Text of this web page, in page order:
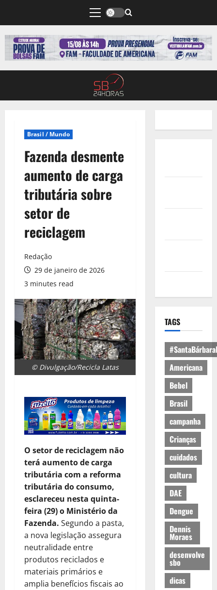
Brasil / Mundo
Fazenda desmente
aumento de carga
tributária sobre
setor de
reciclagem
Redação
29 de janeiro de 2026
3 minutes read
© Divulgação/Recicla Latas
O setor de reciclagem não
terá aumento de carga
tributária com a reforma
tributária do consumo,
esclareceu nesta quinta-
feira (29) o Ministério da
Fazenda. Segundo a pasta,
a nova legislação assegura
neutralidade entre
produtos reciclados e
materiais primários e
amplia benefícios fiscais ao
TAGS
Americana
Bebel
Brasil
campanha
Crianças
cuidados
cultura
DAE
Dengue
Dennis
Moraes
desenvolve
sbo
dicas